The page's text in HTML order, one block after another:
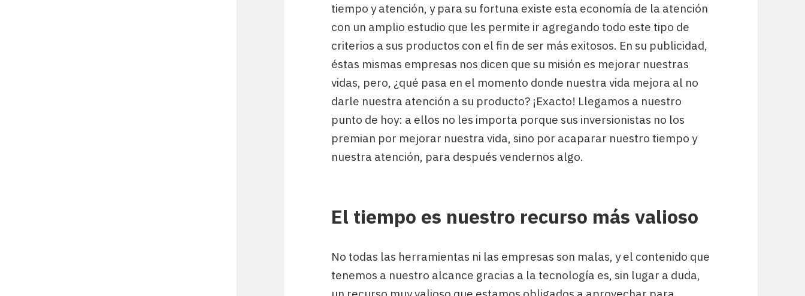
tiempo y atención, y para su fortuna existe esta economía de la atención
con un amplio estudio que les permite ir agregando todo este tipo de
criterios a sus productos con el fin de ser más exitosos. En su publicidad,
éstas mismas empresas nos dicen que su misión es mejorar nuestras
vidas, pero, ¿qué pasa en el momento donde nuestra vida mejora al no
darle nuestra atención a su producto? ¡Exacto! Llegamos a nuestro
punto de hoy: a ellos no les importa porque sus inversionistas no los
premian por mejorar nuestra vida, sino por acaparar nuestro tiempo y
nuestra atención, para después vendernos algo.
El tiempo es nuestro recurso más valioso
No todas las herramientas ni las empresas son malas, y el contenido que
tenemos a nuestro alcance gracias a la tecnología es, sin lugar a duda,